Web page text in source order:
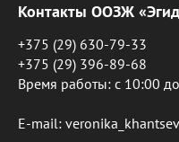
Контакты ООЗЖ
+375 (29) 630-79-33
+375 (29) 396-89-68
Время работы: c 10:00
E-mail: